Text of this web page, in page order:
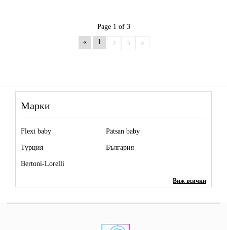
Page 1 of 3
« 1 2 3 »
Марки
Flexi baby Patsan baby
Турция България
Bertoni-Lorelli
Виж всички